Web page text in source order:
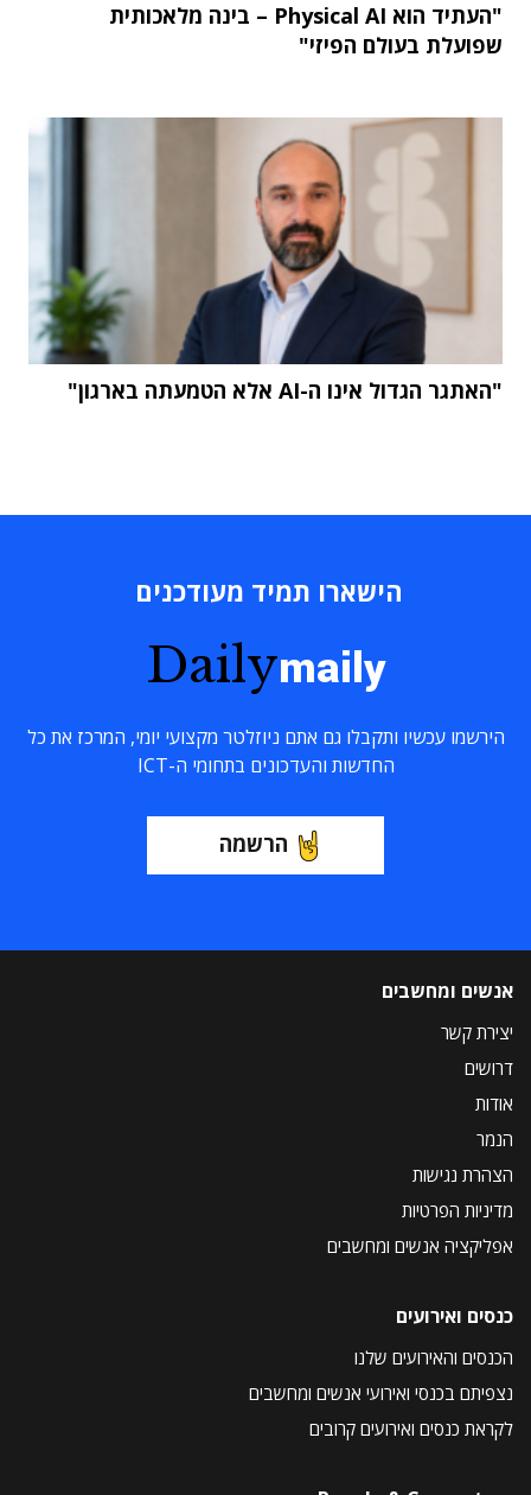
"העתיד הוא Physical AI – בינה מלאכותית
שפועלת בעולם הפיזי"
"האתגר הגדול אינו ה-AI אלא הטמעתה בארגון"
הישארו תמיד מעודכנים
Dailymaily
הירשמו עכשיו ותקבלו גם אתם ניוזלטר מקצועי יומי, המרכז את כל
החדשות והעדכונים בתחומי ה-ICT
הרשמה
אנשים ומחשבים
יצירת קשר
דרושים
אודות
הנמר
הצהרת נגישות
מדיניות הפרטיות
אפליקציה אנשים ומחשבים
כנסים ואירועים
הכנסים והאירועים שלנו
נצפיתם בכנסי ואירועי אנשים ומחשבים
לקראת כנסים ואירועים קרובים